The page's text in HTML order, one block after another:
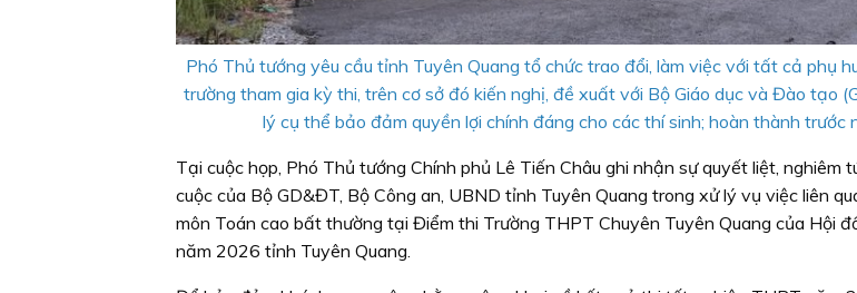
Phó Thủ tướng yêu cầu tỉnh Tuyên Quang tổ chức trao đổi, làm việc với tất cả phụ
trường tham gia kỳ thi, trên cơ sở đó kiến nghị, đề xuất với Bộ Giáo dục và Đào tạo
lý cụ thể bảo đảm quyền lợi chính đáng cho các thí sinh; hoàn thành trước
Tại cuộc họp, Phó Thủ tướng Chính phủ Lê Tiến Châu ghi nhận sự quyết liệt, nghiêm
cuộc của Bộ GD&ĐT, Bộ Công an, UBND tỉnh Tuyên Quang trong xử lý vụ việc liên
môn Toán cao bất thường tại Điểm thi Trường THPT Chuyên Tuyên Quang của Hội
năm 2026 tỉnh Tuyên Quang.